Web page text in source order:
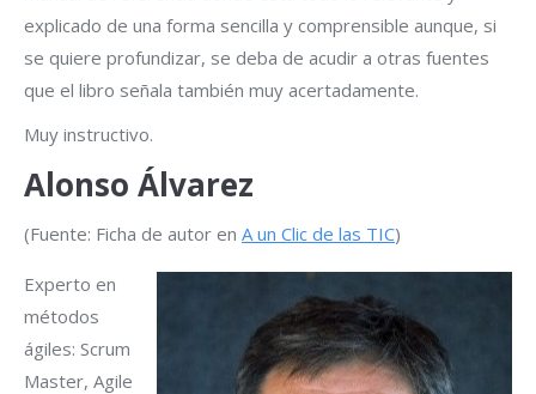
explicado de una forma sencilla y comprensible aunque, si
se quiere profundizar, se deba de acudir a otras fuentes
que el libro señala también muy acertadamente.
Muy instructivo.
Alonso Álvarez
(Fuente: Ficha de autor en A un Clic de las TIC)
Experto en
métodos
ágiles: Scrum
Master, Agile